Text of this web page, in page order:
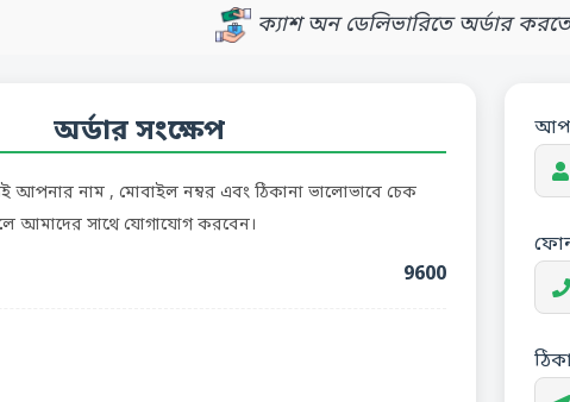
ক্যাশ অন ডেলিভারিতে অর্ডার
অর্ডার সংক্ষেপ
আপনার নাম , মোবাইল নম্বর এবং ঠিকানা ভালোভাবে চেক
আমাদের সাথে যোগাযোগ করবেন।
9600
ফোন